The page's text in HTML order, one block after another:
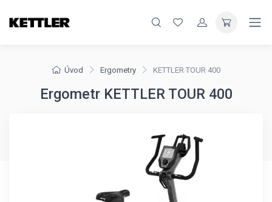
Úvod Ergometry KETTLER TOUR 400
Ergometr KETTLER TOUR 400